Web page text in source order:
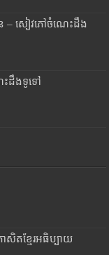
– សៀវភៅចំណេះដឹង
ះដឹងទូទៅ
សិតខ្មែរអធិប្បាយ